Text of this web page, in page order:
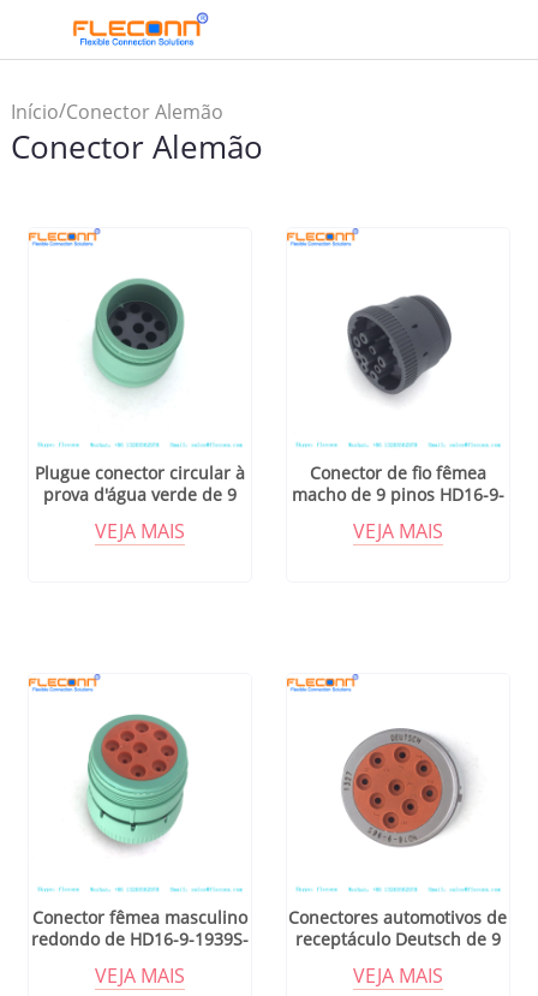
Início/Conector Alemão
Conector Alemão
Plugue conector circular à
prova d'água verde de 9
VEJA MAIS
Conector de fio fêmea
macho de 9 pinos HD16-9-
VEJA MAIS
Conector fêmea masculino
redondo de HD16-9-1939S-
Deutsch 9 Pin
VEJA MAIS
Conectores automotivos de
receptáculo Deutsch de 9
à prova d'água HD16-9-96S
VEJA MAIS